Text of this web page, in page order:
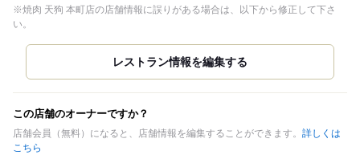
※焼肉 天狗 本町店の店舗情報に誤りがある場合は、以下から修正して下さ
い。
この店舗のオーナーですか？
店舗会員（無料）になると、店舗情報を編集することができます。 詳しくは
こちら